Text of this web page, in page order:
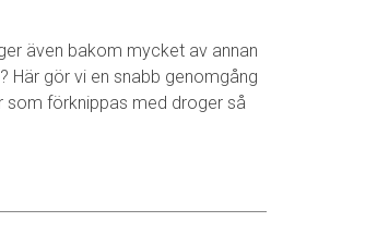
även bakom mycket av annan
Här gör vi en snabb genomgång
som förknippas med droger så